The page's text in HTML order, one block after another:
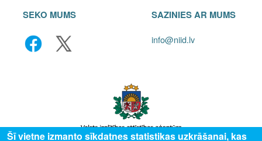
SEKO MUMS SAZINIES AR MUMS
info@niid.lv
Šī vietne izmanto sīkdatnes statistikas uzkrāšanai, kas